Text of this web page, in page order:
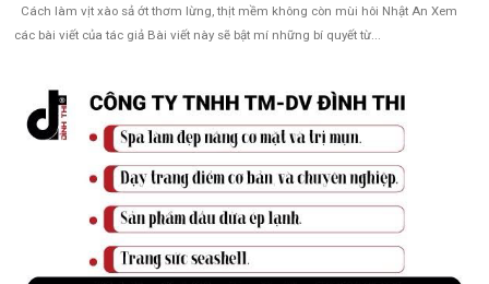
Cách làm vịt xào sả ớt thơm lừng, thịt mềm không còn mùi hôi Nhật An Xem
các bài viết của tác giả Bài viết này sẽ bật mí những bí quyết từ...